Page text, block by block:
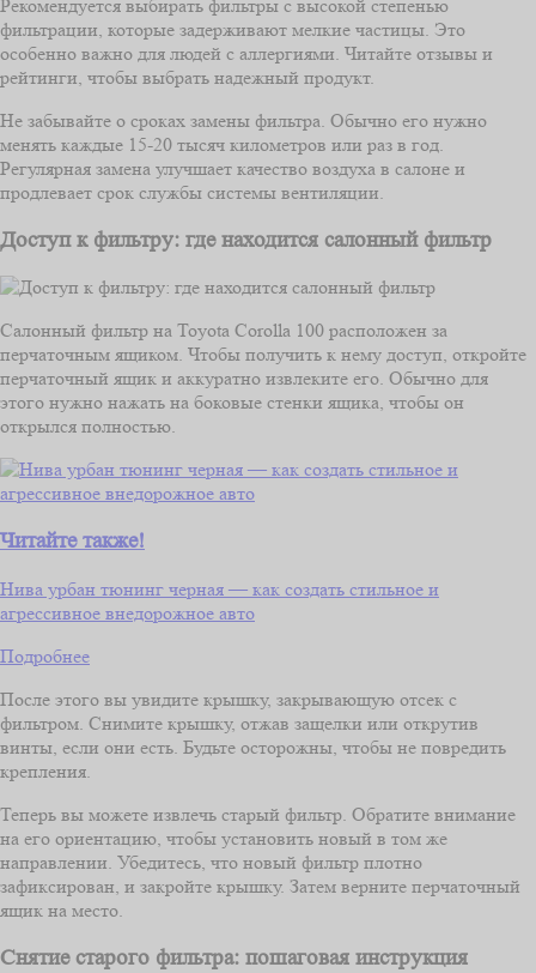
Рекомендуется выбирать фильтры с высокой степенью
фильтрации, которые задерживают мелкие частицы. Это
особенно важно для людей с аллергиями. Читайте отзывы и
рейтинги, чтобы выбрать надежный продукт.
Не забывайте о сроках замены фильтра. Обычно его нужно
менять каждые 15-20 тысяч километров или раз в год.
Регулярная замена улучшает качество воздуха в салоне и
продлевает срок службы системы вентиляции.
Доступ к фильтру: где находится салонный фильтр
Салонный фильтр на Toyota Corolla 100 расположен за
перчаточным ящиком. Чтобы получить к нему доступ, откройте
перчаточный ящик и аккуратно извлеките его. Обычно для
этого нужно нажать на боковые стенки ящика, чтобы он
открылся полностью.
Читайте также!
Нива урбан тюнинг черная — как создать стильное и
агрессивное внедорожное авто
Подробнее
После этого вы увидите крышку, закрывающую отсек с
фильтром. Снимите крышку, отжав защелки или открутив
винты, если они есть. Будьте осторожны, чтобы не повредить
крепления.
Теперь вы можете извлечь старый фильтр. Обратите внимание
на его ориентацию, чтобы установить новый в том же
направлении. Убедитесь, что новый фильтр плотно
зафиксирован, и закройте крышку. Затем верните перчаточный
ящик на место.
Снятие старого фильтра: пошаговая инструкция